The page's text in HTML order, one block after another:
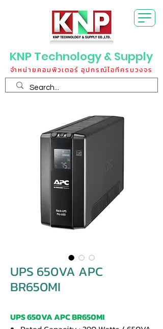
KNP Technology & Supply
จำหน่ายคอมพิวเตอร์ อุปกรณ์ไอทีครบวงจร
UPS 650VA APC
BR650MI
UPS 650VA APC BR650MI